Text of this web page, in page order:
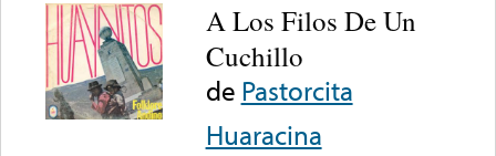
A Los Filos De Un
Cuchillo
de Pastorcita
Huaracina